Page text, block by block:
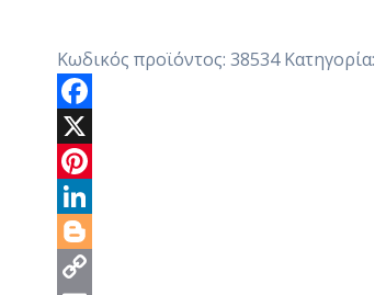
Κωδικός προϊόντος: 38534 Κατηγορία:
Facebook
X
Pinterest
LinkedIn
Blogger